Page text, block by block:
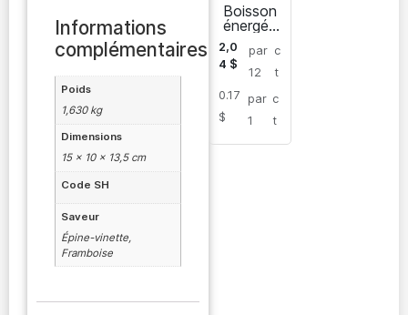
Informations
complémentaires
Poids
1,630 kg
Dimensions
15 × 10 × 13,5 cm
Code SH
Saveur
Épine-vinette,
Framboise
Boisson
énergéti
que Bold
2,0
4 $
par
12
c
t
0.17
$
par
1
c
t